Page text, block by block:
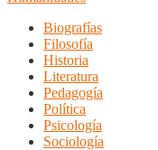
Biografías
Filosofía
Historia
Literatura
Pedagogía
Política
Psicología
Sociología